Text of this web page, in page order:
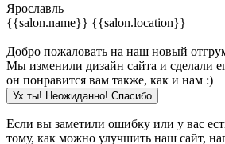
Ярославль
{{salon.name}} {{salon.location}}
Добро пожаловать на наш новый
Мы изменили дизайн сайта и сделали
он понравится вам также, как и нам :)
Ух ты! Неожиданно! Cпасибо
Если вы заметили ошибку или у вас
тому, как можно улучшить наш сайт,